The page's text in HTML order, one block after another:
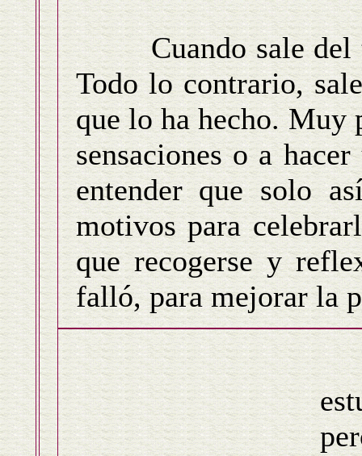
Cuando sale del
Todo lo contrario,
que lo ha hecho. Muy
sensaciones o a
entender que solo
motivos para
que recogerse y
falló, para mejorar la